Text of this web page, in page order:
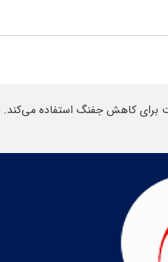
برای کاهش جفنگ استفاده می‌کند.